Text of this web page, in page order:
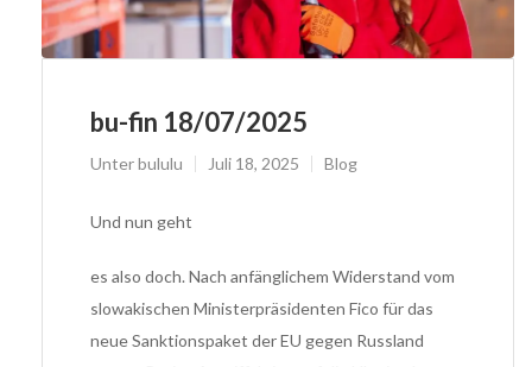
bu-fin 18/07/2025
Unterbululu Juli 18, 2025 Blog
Und nun geht
es also doch. Nach anfänglichem Widerstand vom
slowakischen Ministerpräsidenten Fico für das
neue Sanktionspaket der EU gegen Russland